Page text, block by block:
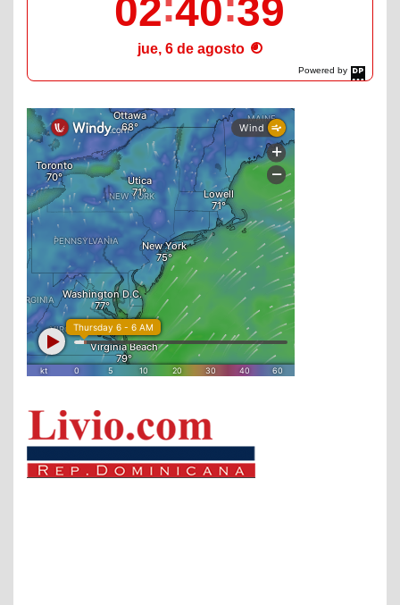
Powered by
DaysPedia.com
02 40 40
jue, 6 de agosto